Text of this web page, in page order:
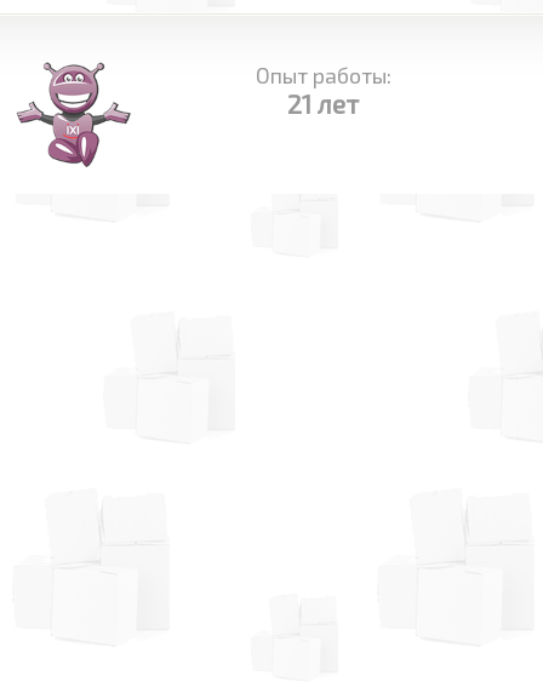
Опыт работы:
21 лет